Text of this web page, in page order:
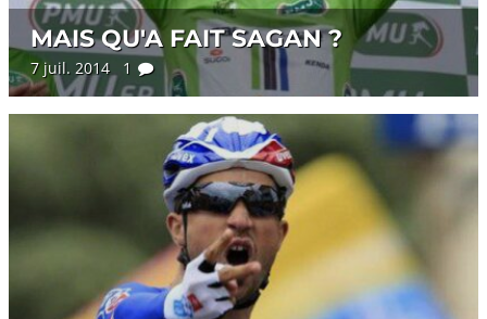
MAIS QU'A FAIT SAGAN ?
7 juil. 2014 1